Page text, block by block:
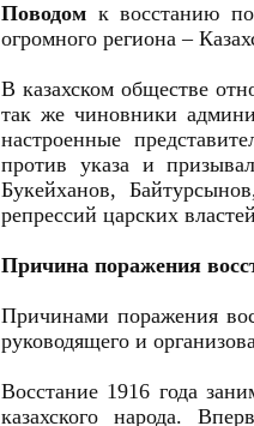
Поводом к восстанию
огромного региона –
В казахском обществе
так же чиновники
настроенные
против указа и
Букейханов,
репрессий царских
Причина поражения
Причинами поражения
руководящего и
Восстание 1916 года
казахского народа.